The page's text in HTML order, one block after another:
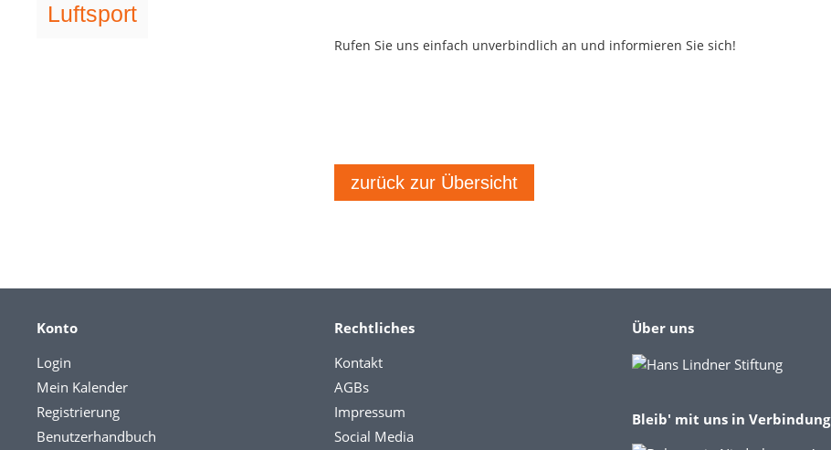
Luftsport
Rufen Sie uns einfach unverbindlich an und informieren Sie sich!
zurück zur Übersicht
Konto
Login
Mein Kalender
Registrierung
Benutzerhandbuch
Rechtliches
Kontakt
AGBs
Impressum
Social Media
Über uns
Bleib' mit uns in Verbindung